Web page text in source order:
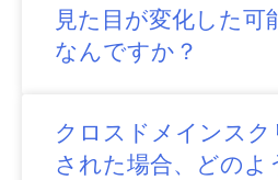
見た目が変化した可
なんですか？
クロスドメインスク
された場合、どのよ